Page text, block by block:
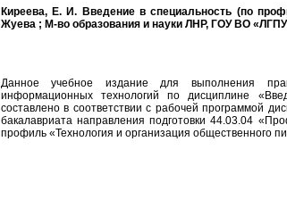
Киреева, Е. И. Введение в специальность (по
Жуева ; М-во образования и науки ЛНР, ГОУ ВО
Данное учебное издание для выполнения
информационных технологий по дисциплине
составлено в соответствии с рабочей программой
бакалавриата направления подготовки 44.03.04
профиль «Технология и организация общественного